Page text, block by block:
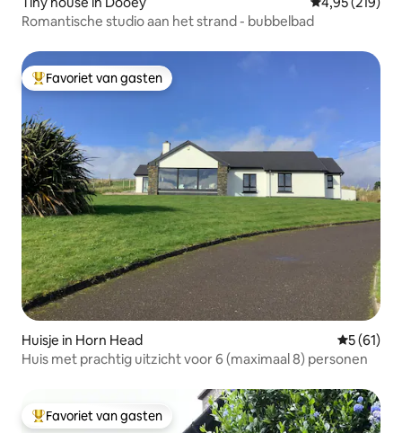
Romantische studio aan het strand - bubbelbad
Topfavoriet van gasten
Favoriet van gasten
Huisje in Horn Head
5 (61)
Huis met prachtig uitzicht voor 6 (maximaal 8) personen
Topfavoriet van gasten
Favoriet van gasten